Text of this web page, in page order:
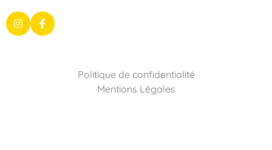
Politique de confidentialité
Mentions Légales